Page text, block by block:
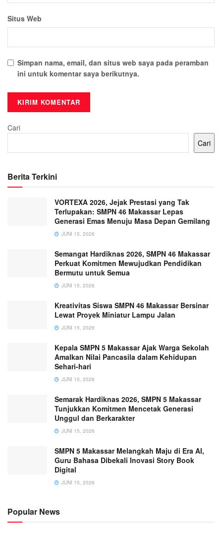
Situs Web
Simpan nama, email, dan situs web saya pada peramban
ini untuk komentar saya berikutnya.
Cari
Cari
Berita Terkini
VORTEXA 2026, Jejak Prestasi yang Tak
Terlupakan: SMPN 46 Makassar Lepas
Generasi Emas Menuju Masa Depan Gemilang
JUNI 15, 2026
Semangat Hardiknas 2026, SMPN 46 Makassar
Perkuat Komitmen Mewujudkan Pendidikan
Bermutu untuk Semua
JUNI 15, 2026
Kreativitas Siswa SMPN 46 Makassar Bersinar
Lewat Proyek Miniatur Lampu Jalan
JUNI 15, 2026
Kepala SMPN 5 Makassar Ajak Warga Sekolah
Amalkan Nilai Pancasila dalam Kehidupan
Sehari-hari
JUNI 15, 2026
Semarak Hardiknas 2026, SMPN 5 Makassar
Tunjukkan Komitmen Mencetak Generasi
Unggul dan Berkarakter
JUNI 15, 2026
SMPN 5 Makassar Melangkah Maju di Era AI,
Guru Bahasa Dibekali Inovasi Story Book
Digital
JUNI 15, 2026
Popular News